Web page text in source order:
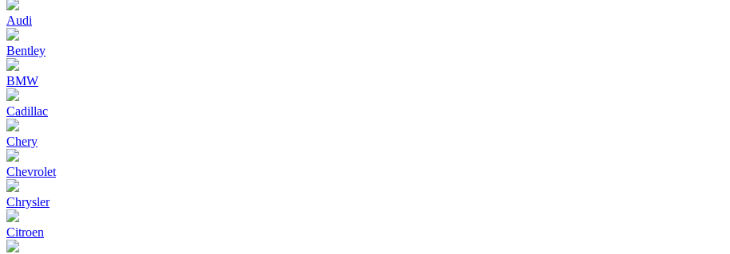
Audi
Bentley
BMW
Cadillac
Chery
Chevrolet
Chrysler
Citroen